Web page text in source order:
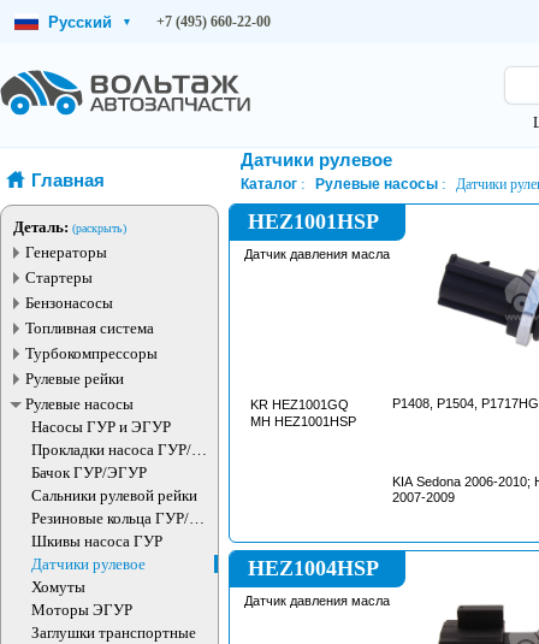
Русский ▾ +7 (495) 660-22-00
Главная
Деталь: (раскрыть)
Генераторы
Стартеры
Бензонасосы
Топливная система
Турбокомпрессоры
Рулевые рейки
Рулевые насосы
Насосы ГУР и ЭГУР
Прокладки насоса ГУР/
ЭГУР
Бачок ГУР/ЭГУР
Сальники рулевой рейки
Резиновые кольца ГУР/
ЭГУР
Шкивы насоса ГУР
Датчики рулевое
Хомуты
Моторы ЭГУР
Заглушки транспортные
Датчики рулевое
Каталог Рулевые насосы Датчики
HEZ1001HSP
Датчик давления масла
KR HEZ1001GQ
MH HEZ1001HSP
P1408, P1504,
KIA Sedona 2006-2010;
2007-2009
HEZ1004HSP
Датчик давления масла